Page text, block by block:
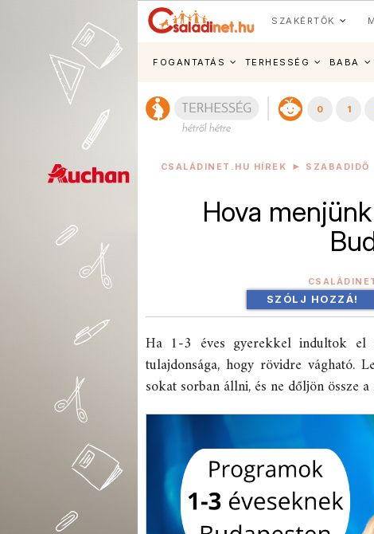
SZAKÉRTŐK
FOGANTATÁS TERHESSÉG BABA
0 1
CSALÁDINET.HU HÍREK SZABADIDŐ
Hova
SZÓLJ HOZZÁ!
Ha 1-3 éves gyerekkel indultok el
tulajdonsága, hogy rövidre vágható.
sokat sorban állni, és ne dőljön össze